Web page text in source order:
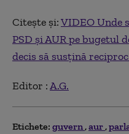
Citește și:VIDEO Unde
PSD și AUR pe bugetul
decis să susțină
Editor :A.G.
Etichete: guvern aur